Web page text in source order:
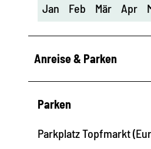
Jan Feb Mär Apr
Anreise & Parken
Parken
Parkplatz Topfmarkt